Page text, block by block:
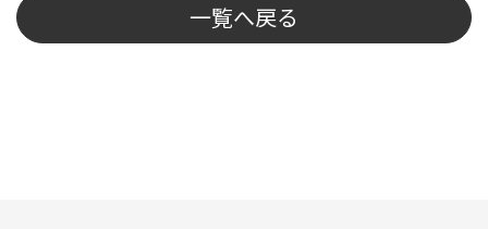
一覧へ戻る